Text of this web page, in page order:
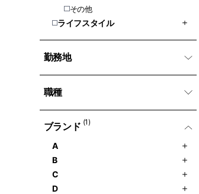
その他
ライフスタイル
勤務地
職種
ブランド (1)
A
B
C
D